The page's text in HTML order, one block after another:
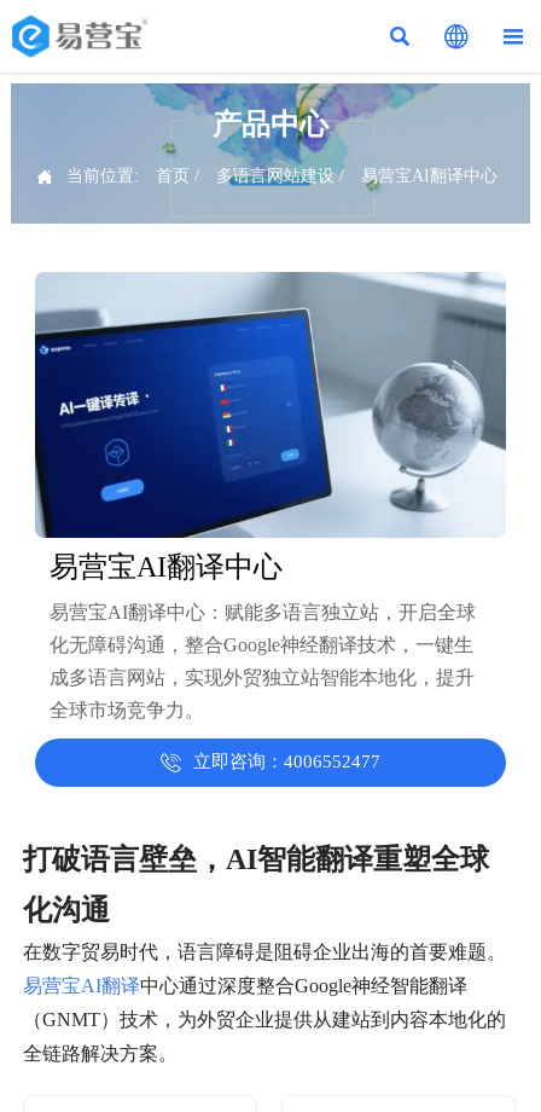
  
产品中心
 当前位置: 首页 / 多语言网站建设/ 易营宝AI翻译中心
易营宝AI翻译中心
易营宝AI翻译中心：赋能多语言独立站，开启全球
化无障碍沟通，整合Google神经翻译技术，一键生
成多语言网站，实现外贸独立站智能本地化，提升
全球市场竞争力。
 立即咨询：4006552477
打破语言壁垒，AI智能翻译重塑全球
化沟通
在数字贸易时代，语言障碍是阻碍企业出海的首要难题。
易营宝AI翻译中心通过深度整合Google神经智能翻译
（GNMT）技术，为外贸企业提供从建站到内容本地化的
全链路解决方案。